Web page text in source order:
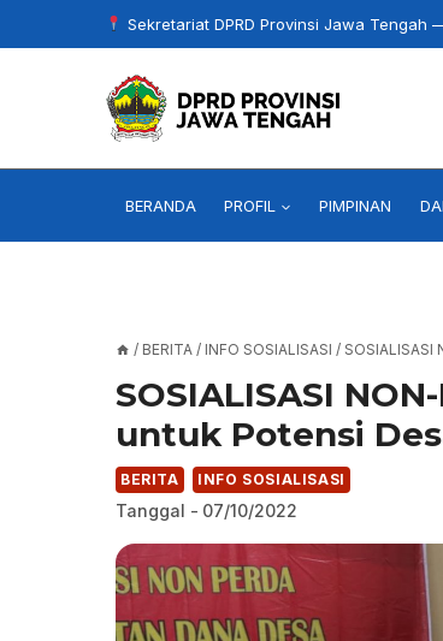
to
Sekretariat DPRD Provinsi Jawa Tengah
BERANDA PROFIL PIMPINAN
/ BERITA / INFO SOSIALISASI / SOSIALISASI
SOSIALISASI
untuk Potensi
BERITA INFO SOSIALISASI
Tanggal - 07/10/2022